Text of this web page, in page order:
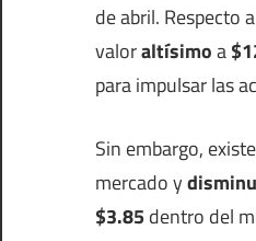
de abril. Respecto
valoraltísimoa
para impulsar las
Sin embargo,
mercado y
$3.85dentro del